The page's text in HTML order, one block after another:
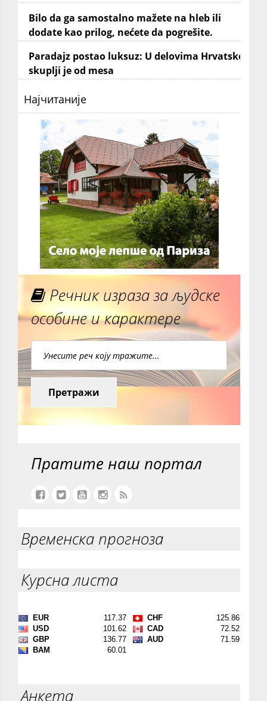
Bilo da ga samostalno mažete na hleb ili
dodate kao prilog, nećete da pogrešite.
Paradajz postao luksuz: U delovima Hrvatske
skuplji je od mesa
Најчитаније
Речник израза за људске
особине и карактере
Претражи
Пратите наш портал
Временска прогноза
Курсна листа
Анкета